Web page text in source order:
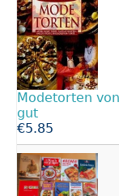
Modetorten von
gut
€5.85